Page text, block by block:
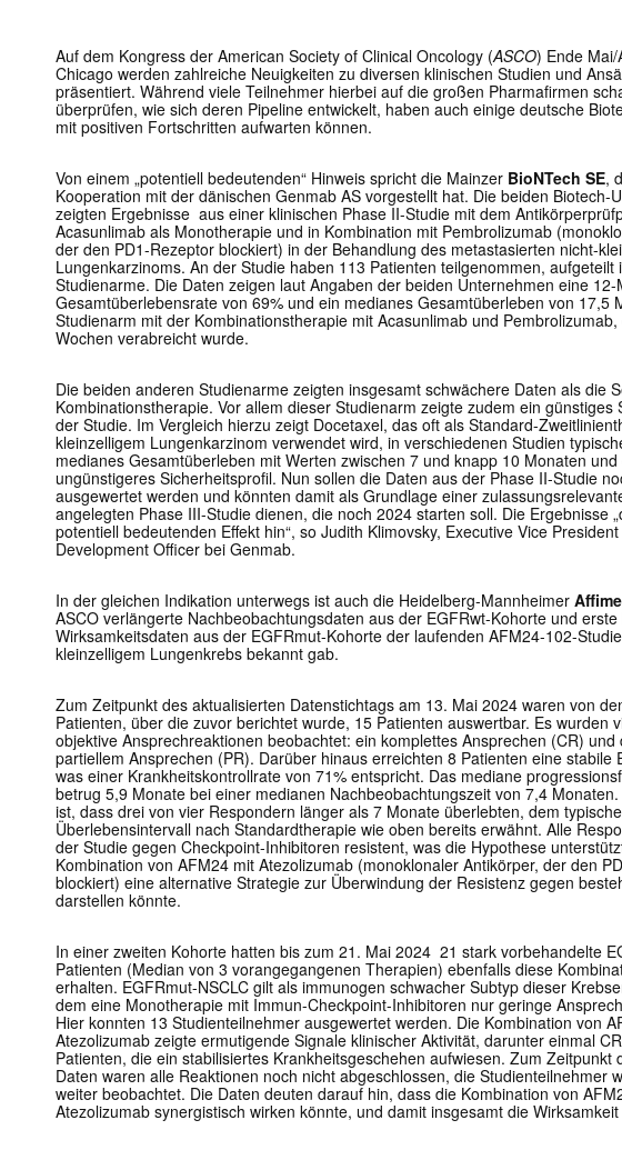
Auf dem Kongress der American Society of Clinical Oncology (ASCO) Ende
Chicago werden zahlreiche Neuigkeiten zu diversen klinischen Studien und
präsentiert. Während viele Teilnehmer hierbei auf die großen Pharmafirmen
überprüfen, wie sich deren Pipeline entwickelt, haben auch einige deutsche
mit positiven Fortschritten aufwarten können.
Von einem „potentiell bedeutenden“ Hinweis spricht die Mainzer BioNTech SE,
Kooperation mit der dänischen Genmab AS vorgestellt hat. Die beiden Biotech-
zeigten Ergebnisse aus einer klinischen Phase II-Studie mit dem
Acasunlimab als Monotherapie und in Kombination mit Pembrolizumab (
der den PD1-Rezeptor blockiert) in der Behandlung des metastasierten nicht-
Lungenkarzinoms. An der Studie haben 113 Patienten teilgenommen, aufgeteilt
Studienarme. Die Daten zeigen laut Angaben der beiden Unternehmen eine 12-
Gesamtüberlebensrate von 69% und ein medianes Gesamtüberleben von 17,5
Studienarm mit der Kombinationstherapie mit Acasunlimab und
Wochen verabreicht wurde.
Die beiden anderen Studienarme zeigten insgesamt schwächere Daten als die
Kombinationstherapie. Vor allem dieser Studienarm zeigte zudem ein günstiges
der Studie. Im Vergleich hierzu zeigt Docetaxel, das oft als Standard-
kleinzelligem Lungenkarzinom verwendet wird, in verschiedenen Studien
medianes Gesamtüberleben mit Werten zwischen 7 und knapp 10 Monaten und
ungünstigeres Sicherheitsprofil. Nun sollen die Daten aus der Phase II-Studie
ausgewertet werden und könnten damit als Grundlage einer
angelegten Phase III-Studie dienen, die noch 2024 starten soll. Die Ergebnisse
potentiell bedeutenden Effekt hin“, so Judith Klimovsky, Executive Vice
Development Officer bei Genmab.
In der gleichen Indikation unterwegs ist auch die Heidelberg-Mannheimer
ASCO verlängerte Nachbeobachtungsdaten aus der EGFRwt-Kohorte und erste
Wirksamkeitsdaten aus der EGFRmut-Kohorte der laufenden AFM24-102-
kleinzelligem Lungenkrebs bekannt gab.
Zum Zeitpunkt des aktualisierten Datenstichtags am 13. Mai 2024 waren von
Patienten, über die zuvor berichtet wurde, 15 Patienten auswertbar. Es wurden
objektive Ansprechreaktionen beobachtet: ein komplettes Ansprechen (CR) und
partiellem Ansprechen (PR). Darüber hinaus erreichten 8 Patienten eine stabile
was einer Krankheitskontrollrate von 71% entspricht. Das mediane
betrug 5,9 Monate bei einer medianen Nachbeobachtungszeit von 7,4
ist, dass drei von vier Respondern länger als 7 Monate überlebten, dem
Überlebensintervall nach Standardtherapie wie oben bereits erwähnt. Alle
der Studie gegen Checkpoint-Inhibitoren resistent, was die Hypothese
Kombination von AFM24 mit Atezolizumab (monoklonaler Antikörper, der den
blockiert) eine alternative Strategie zur Überwindung der Resistenz gegen
darstellen könnte.
In einer zweiten Kohorte hatten bis zum 21. Mai 2024 21 stark vorbehandelte
Patienten (Median von 3 vorangegangenen Therapien) ebenfalls diese
erhalten. EGFRmut-NSCLC gilt als immunogen schwacher Subtyp dieser
dem eine Monotherapie mit Immun-Checkpoint-Inhibitoren nur geringe
Hier konnten 13 Studienteilnehmer ausgewertet werden. Die Kombination von
Atezolizumab zeigte ermutigende Signale klinischer Aktivität, darunter einmal
Patienten, die ein stabilisiertes Krankheitsgeschehen aufwiesen. Zum Zeitpunkt
Daten waren alle Reaktionen noch nicht abgeschlossen, die Studienteilnehmer
weiter beobachtet. Die Daten deuten darauf hin, dass die Kombination von
Atezolizumab synergistisch wirken könnte, und damit insgesamt die